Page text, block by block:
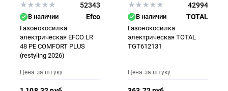
52343
В наличии Efco
Газонокосилка
электрическая EFCO LR
48 PE COMFORT PLUS
(restyling 2026)
Цена за штуку
42994
В наличии TOTAL
Газонокосилка
электрическая TOTAL
TGT612131
Цена за штуку